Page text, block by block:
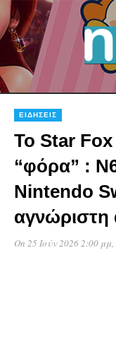
ΕΙΔΉΣΕΙΣ
Το Star Fox
“φόρα” :
Nintendo
On 25 Ιούν 2026 2:00 μμ